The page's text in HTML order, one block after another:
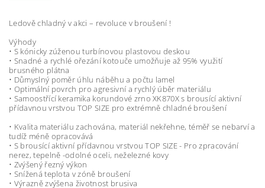
Ledově chladný v akci – revoluce v broušení !
Výhody
• S kónicky zúženou turbínovou plastovou deskou
• Snadné a rychlé ořezání kotouče umožňuje až 95% využití
brusného plátna
• Důmyslný poměr úhlu náběhu a počtu lamel
• Optimální povrch pro agresivní a rychlý úběr materiálu
• Samoostřící keramika korundové zrno XK870X s brousící aktivní
přídavnou vrstvou TOP SIZE pro extrémně chladné broušení
• Kvalita materiálu zachována, materiál nekřehne, téměř se nebarví a
tudíž méně opracovává
• S brousící aktivní přídavnou vrstvou TOP SIZE - Pro zpracování
nerez, tepelně -odolné oceli, neželezné kovy
• Zvýšený řezný výkon
• Snížená teplota v zóně broušení
• Výrazně zvýšena životnost brusiva